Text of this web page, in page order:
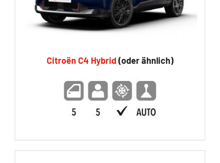
Citroën C4 Hybrid(oder ähnlich)